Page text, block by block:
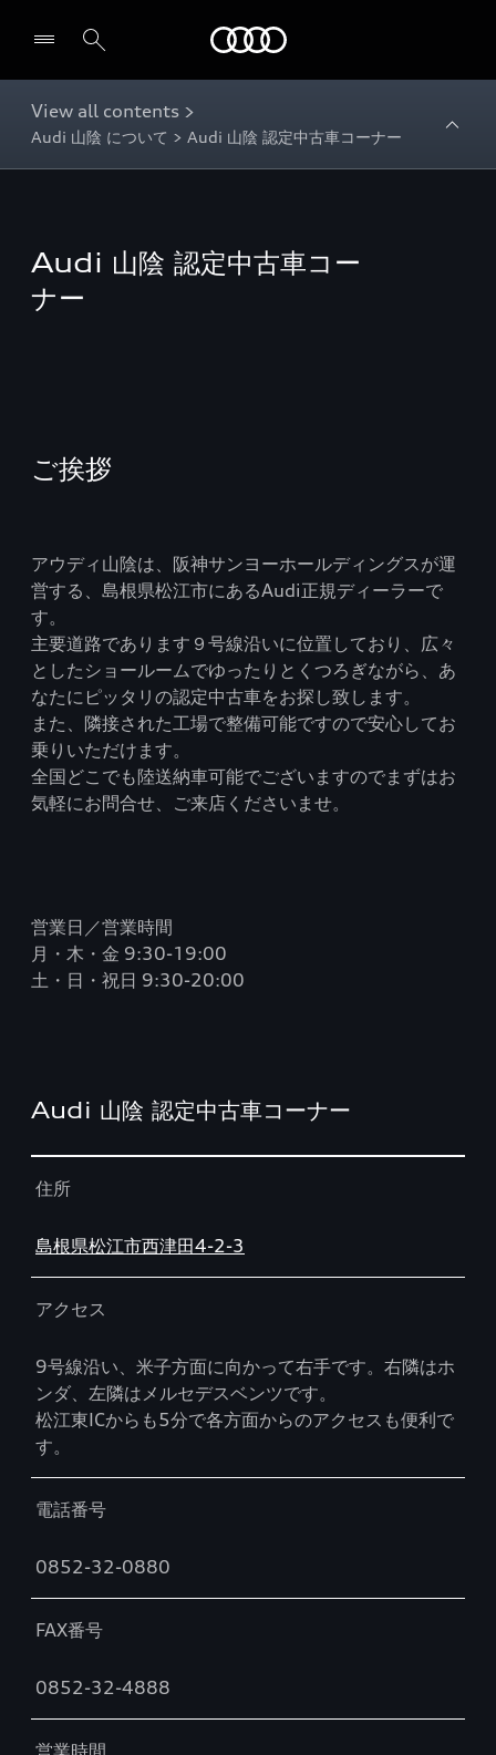
View all contents >
Audi 山陰 について > Audi 山陰 認定中古車コーナー
Audi 山陰 認定中古車コー
ナー
ご挨拶
アウディ山陰は、阪神サンヨーホールディングスが運
営する、島根県松江市にあるAudi正規ディーラーで
す。
主要道路であります９号線沿いに位置しており、広々
としたショールームでゆったりとくつろぎながら、あ
なたにピッタリの認定中古車をお探し致します。
また、隣接された工場で整備可能ですので安心してお
乗りいただけます。
全国どこでも陸送納車可能でございますのでまずはお
気軽にお問合せ、ご来店くださいませ。
営業日／営業時間
月・木・金 9:30-19:00
土・日・祝日 9:30-20:00
Audi 山陰 認定中古車コーナー
住所
島根県松江市西津田4-2-3
アクセス
9号線沿い、米子方面に向かって右手です。右隣はホ
ンダ、左隣はメルセデスベンツです。
松江東ICからも5分で各方面からのアクセスも便利で
す。
電話番号
0852-32-0880
FAX番号
0852-32-4888
営業時間